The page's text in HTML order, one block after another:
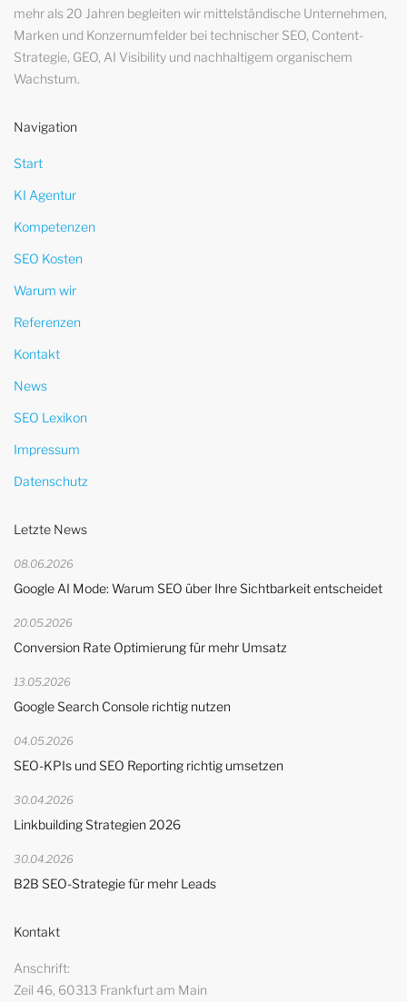
mehr als 20 Jahren begleiten wir mittelständische Unternehmen,
Marken und Konzernumfelder bei technischer SEO, Content-
Strategie, GEO, AI Visibility und nachhaltigem organischem
Wachstum.
Navigation
Start
KI Agentur
Kompetenzen
SEO Kosten
Warum wir
Referenzen
Kontakt
News
SEO Lexikon
Impressum
Datenschutz
Letzte News
08.06.2026
Google AI Mode: Warum SEO über Ihre Sichtbarkeit entscheidet
20.05.2026
Conversion Rate Optimierung für mehr Umsatz
13.05.2026
Google Search Console richtig nutzen
04.05.2026
SEO-KPIs und SEO Reporting richtig umsetzen
30.04.2026
Linkbuilding Strategien 2026
30.04.2026
B2B SEO-Strategie für mehr Leads
Kontakt
Anschrift
Zeil 46, 60313 Frankfurt am Main